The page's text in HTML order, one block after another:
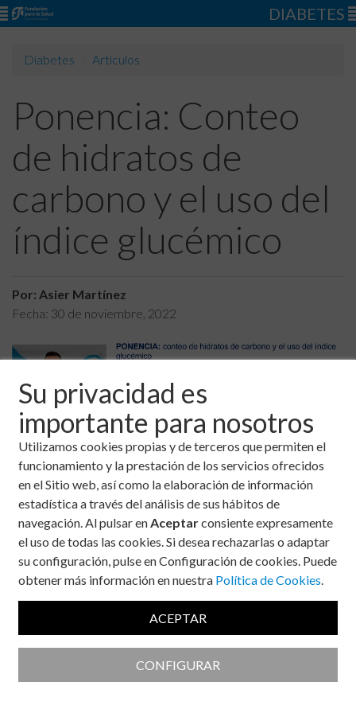
Su privacidad es
importante para nosotros
Utilizamos cookies propias y de terceros que permiten el
funcionamiento y la prestación de los servicios ofrecidos
en el Sitio web, así como la elaboración de información
estadística a través del análisis de sus hábitos de
navegación. Al pulsar enAceptarconsiente expresamente
el uso de todas las cookies. Si desea rechazarlas o adaptar
su configuración, pulse en Configuración de cookies. Puede
obtener más información en nuestra Política de Cookies.
ACEPTAR
CONFIGURAR
DIABETES
Diabetes Artículos
Ponencia: Conteo
de hidratos de
carbono y el uso del
índice glucémico
Por: Asier Martínez
Fecha: 30 de noviembre, 2022
En el tratamiento de la diabetes la alimentación juega un papel
especialmente importante. Tiene el mismo peso que la
actividad física y la medicación, pero a diferencia de las dos
anteriores para llevar a cabo una alimentación adecuada
debemos dedicar un aprendizaje más exhaustivo para saber
que alimentos y en qué cantidades son los más adecuados
para el manejo de nuestra enfermedad.
En primer lugar, durante la charla se planteó que las personas
con diabetes deben aprender acerca de alimentación
páginas web de información fiable tales como la de la
fundación para la diabetes. Particularmente para las personas
que sufren diabetes tipo 1 y especialmente las que
utilizaninsulinaantes de las comidas, deben tener muy en